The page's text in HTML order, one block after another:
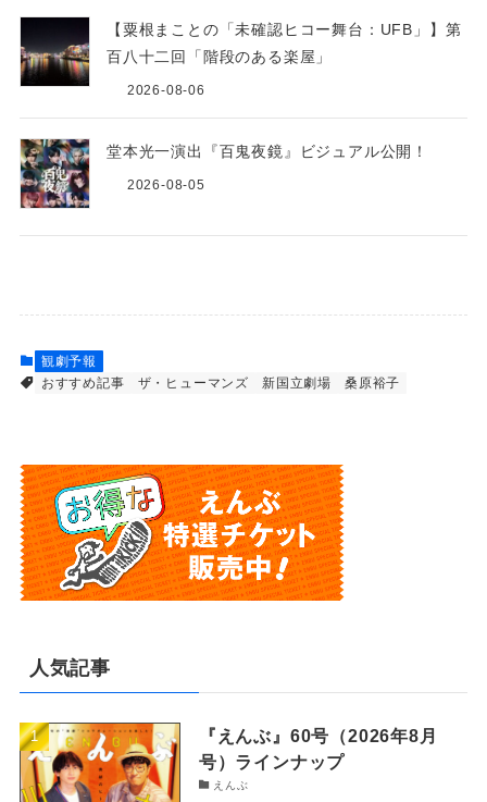
【粟根まことの「未確認ヒコー舞台：UFB」】第
百八十二回「階段のある楽屋」
2026-08-06
堂本光一演出『百鬼夜鏡』ビジュアル公開！
2026-08-05
観劇予報
おすすめ記事
ザ・ヒューマンズ 新国立劇場 桑原裕子
人気記事
『えんぶ』60号（2026年8月
号）ラインナップ
えんぶ